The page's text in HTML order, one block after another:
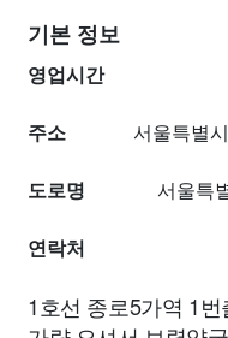
기본 정보
영업시간
주소 서울특별
도로명 서울특
연락처
1호선 종로5가역 1